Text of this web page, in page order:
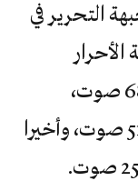
التحرير في
قائمة الأحرار
بـ7078 صوت، جبهة التغيير بـ 6867 صوت،
التجمع الوطني الديمقراطي بـ5154 صوت، وأخيرا
حزب جبهة القوى الاشتراكية بـ 2515 صوت.